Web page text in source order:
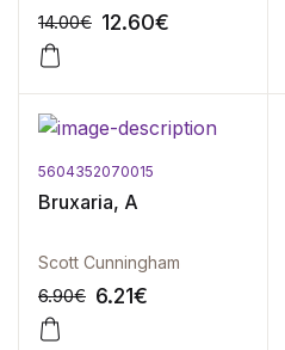
14.00€ 12.60€
5604352070015
Bruxaria, A
Scott Cunningham
6.90€ 6.21€